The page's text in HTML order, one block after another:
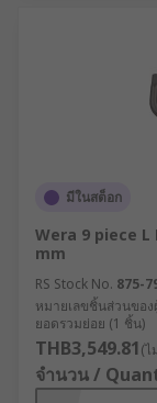
มีในสต็อก
Wera 9 piece
mm
RS Stock No. 875-
หมายเลขชิ้นส่วนขอ
ยอดรวมย่อย (1 ชิ้น)
THB3,549.81(ไ
จำนวน /